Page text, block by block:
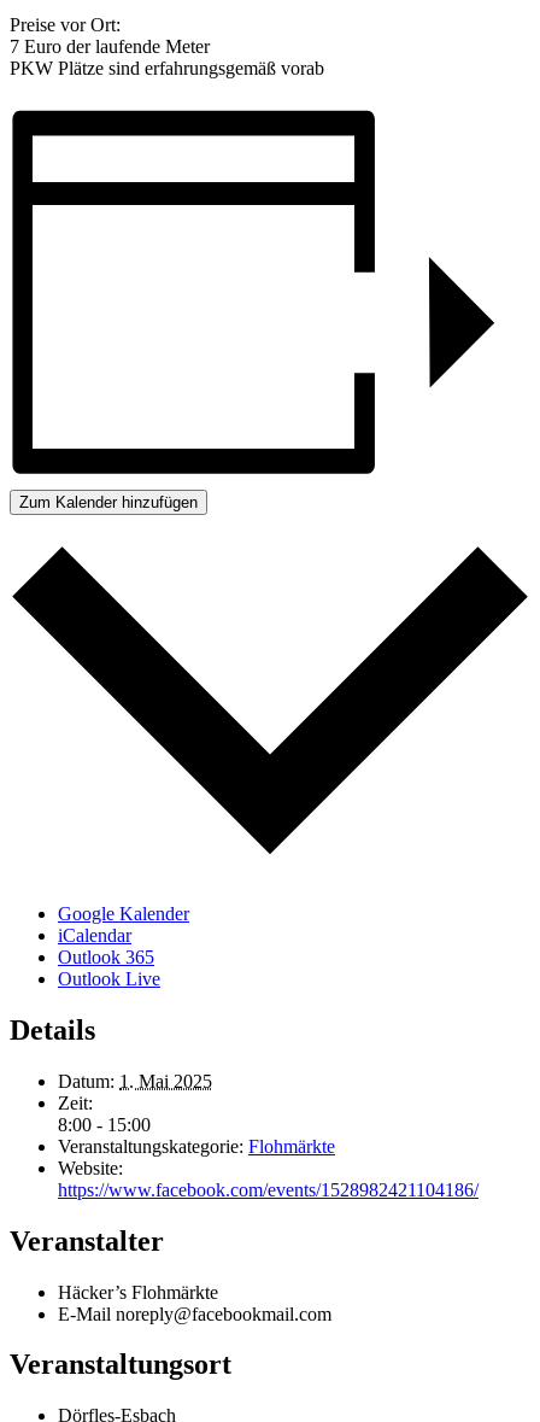
Preise vor Ort:
7 Euro der laufende Meter
PKW Plätze sind erfahrungsgemäß vorab
Zum Kalender hinzufügen
Google Kalender
iCalendar
Outlook 365
Outlook Live
Details
Datum: 1. Mai 2025
Zeit:
8:00 - 15:00
Veranstaltungskategorie: Flohmärkte
Website:
https://www.facebook.com/events/1528982421104186/
Veranstalter
Häcker’s Flohmärkte
E-Mail noreply@facebookmail.com
Veranstaltungsort
Dörfles-Esbach